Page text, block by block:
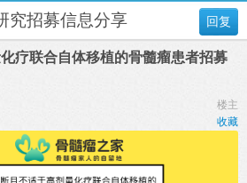
回复
究招募信息分享
疗联合自体移植的骨髓瘤患者招募
楼主
收藏